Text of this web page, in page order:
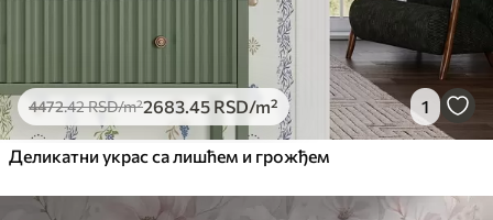
4472.42RSD/m²2683.45 RSD/m² 1
Деликатни украс са лишћем и грожђем